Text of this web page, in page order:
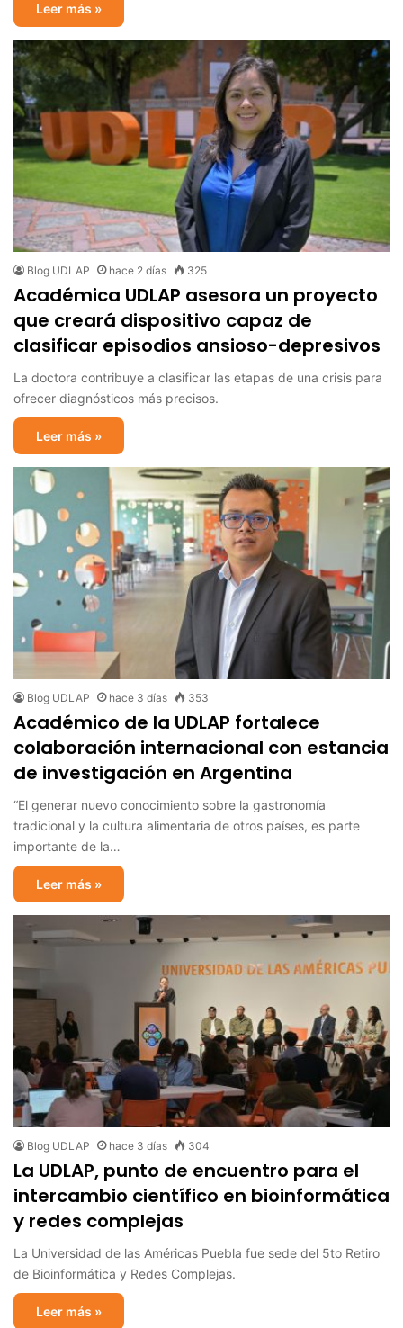
Leer más »
Blog UDLAP hace 2 días 325
Académica UDLAP asesora un proyecto
que creará dispositivo capaz de
clasificar episodios ansioso-depresivos
La doctora contribuye a clasificar las etapas de una crisis para
ofrecer diagnósticos más precisos.
Leer más »
Blog UDLAP hace 3 días 353
Académico de la UDLAP fortalece
colaboración internacional con estancia
de investigación en Argentina
“El generar nuevo conocimiento sobre la gastronomía
tradicional y la cultura alimentaria de otros países, es parte
importante de la…
Leer más »
Blog UDLAP hace 3 días 304
La UDLAP, punto de encuentro para el
intercambio científico en bioinformática
y redes complejas
La Universidad de las Américas Puebla fue sede del 5to Retiro
de Bioinformática y Redes Complejas.
Leer más »